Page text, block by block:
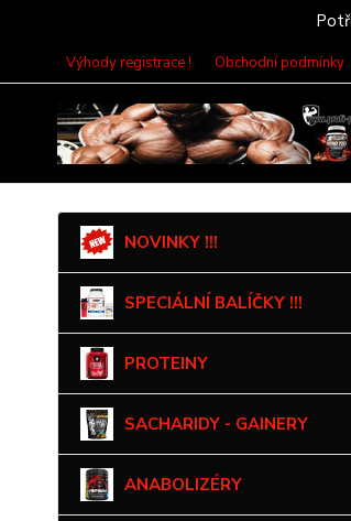
Výhody registrace ! Obchodní podmínky
NOVINKY !!!
SPECIÁLNÍ BALÍČKY !!!
PROTEINY
SACHARIDY - GAINERY
ANABOLIZÉRY